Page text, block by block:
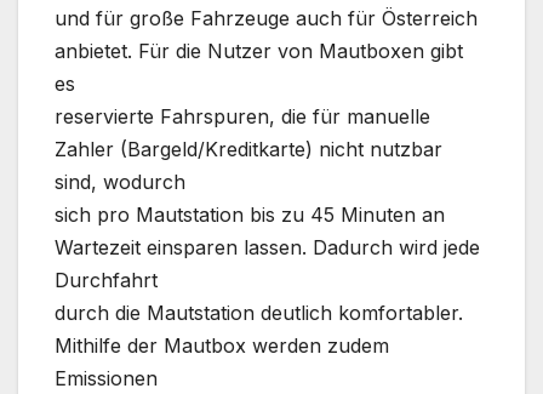
und für große Fahrzeuge auch für Österreich
anbietet. Für die Nutzer von Mautboxen gibt
es
reservierte Fahrspuren, die für manuelle
Zahler (Bargeld/Kreditkarte) nicht nutzbar
sind, wodurch
sich pro Mautstation bis zu 45 Minuten an
Wartezeit einsparen lassen. Dadurch wird jede
Durchfahrt
durch die Mautstation deutlich komfortabler.
Mithilfe der Mautbox werden zudem
Emissionen